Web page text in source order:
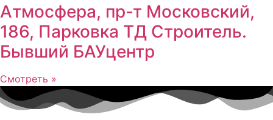
Атмосфера, пр-т Московский,
186, Парковка ТД Строитель.
Бывший БАУцентр
Смотреть »